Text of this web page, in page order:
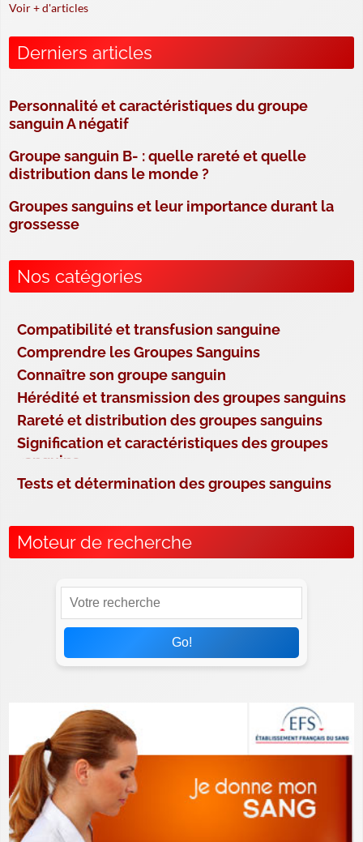
Voir + d'articles
Derniers articles
Personnalité et caractéristiques du groupe
sanguin A négatif
Groupe sanguin B- : quelle rareté et quelle
distribution dans le monde ?
Groupes sanguins et leur importance durant la
grossesse
Nos catégories
Compatibilité et transfusion sanguine
Comprendre les Groupes Sanguins
Connaître son groupe sanguin
Hérédité et transmission des groupes sanguins
Rareté et distribution des groupes sanguins
Signification et caractéristiques des groupes
sanguins
Tests et détermination des groupes sanguins
Moteur de recherche
Go!